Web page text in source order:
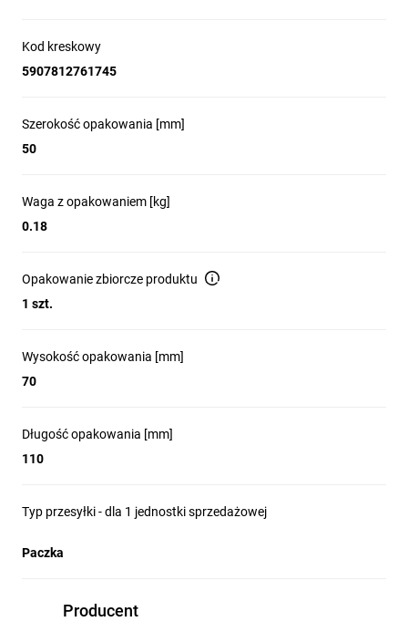
Kod kreskowy
5907812761745
Szerokość opakowania [mm]
50
Waga z opakowaniem [kg]
0.18
Opakowanie zbiorcze produktu
1 szt.
Wysokość opakowania [mm]
70
Długość opakowania [mm]
110
Typ przesyłki - dla 1 jednostki sprzedażowej
Paczka
Producent